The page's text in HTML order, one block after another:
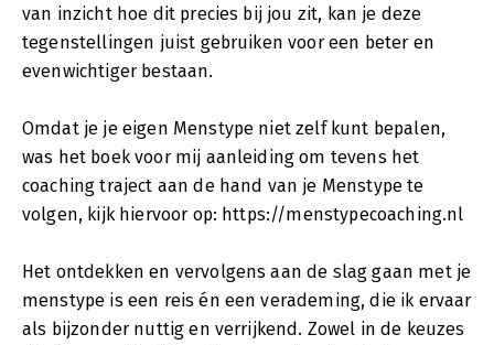
van inzicht hoe dit precies bij jou zit, kan je deze
tegenstellingen juist gebruiken voor een beter en
evenwichtiger bestaan.
Omdat je je eigen Menstype niet zelf kunt bepalen,
was het boek voor mij aanleiding om tevens het
coaching traject aan de hand van je Menstype te
volgen, kijk hiervoor op: https://menstypecoaching.nl
Het ontdekken en vervolgens aan de slag gaan met je
menstype is een reis én een verademing, die ik ervaar
als bijzonder nuttig en verrijkend. Zowel in de keuzes